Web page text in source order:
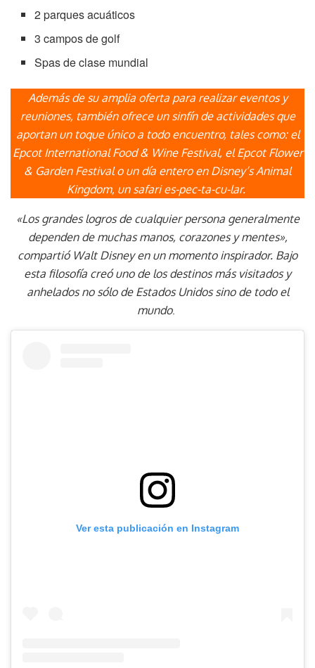
2 parques acuáticos
3 campos de golf
Spas de clase mundial
Además de su amplia oferta para realizar eventos y
reuniones, también ofrece un sinfín de actividades que
aportan un toque único a todo encuentro, tales como: el
Epcot International Food & Wine Festival, el Epcot Flower
& Garden Festival o un día entero en Disney’s Animal
Kingdom, un safari es-pec-ta-cu-lar.
«Los grandes logros de cualquier persona generalmente
dependen de muchas manos, corazones y mentes»,
compartió Walt Disney en un momento inspirador. Bajo
esta filosofía creó uno de los destinos más visitados y
anhelados no sólo de Estados Unidos sino de todo el
mundo.
Ver esta publicación en Instagram